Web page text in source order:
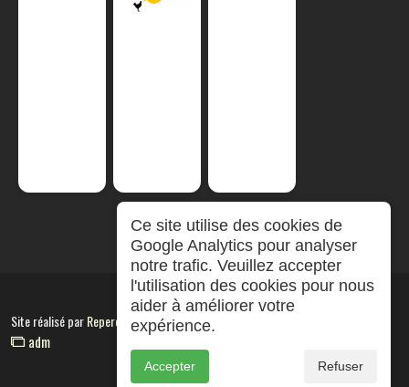
Site réalisé parRepereCom
adm
Ce site utilise des cookies de
Google Analytics pour analyser
notre trafic. Veuillez accepter
l'utilisation des cookies pour nous
aider à améliorer votre
expérience.
Accepter Refuser